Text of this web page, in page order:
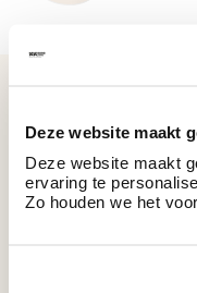
Deze website maakt
Deze website maakt
ervaring te
Zo houden we het